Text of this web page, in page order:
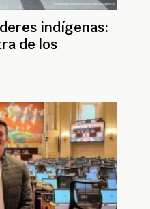
indígenas:
de los